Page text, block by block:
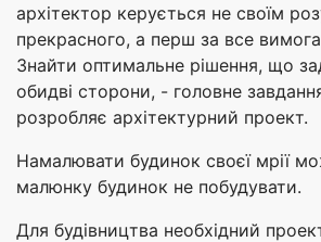
архітектор керується не своїм
прекрасного, а перш за все
Знайти оптимальне рішення, що
обидві сторони, - головне
розробляє архітектурний проект.
Намалювати будинок своєї мрії
малюнку будинок не побудувати.
Для будівництва необхідний